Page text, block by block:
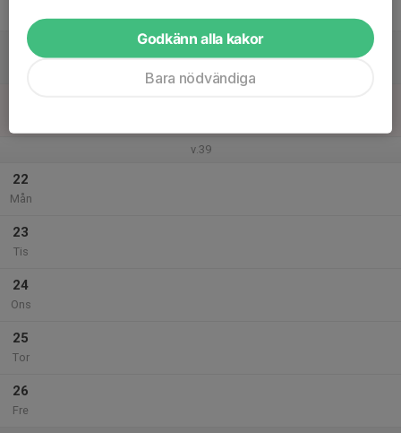
20
v.39
22
Mån
23
Tis
24
Ons
25
Tor
26
Fre
Godkänn alla kakor
Bara nödvändiga